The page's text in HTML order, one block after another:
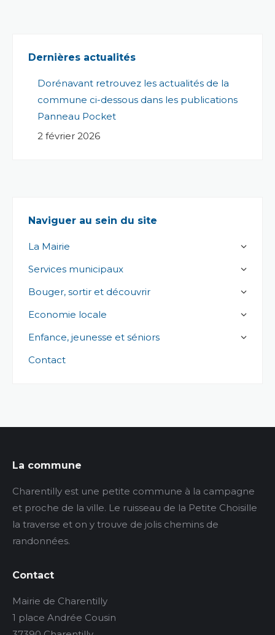
Dernières actualités
Dorénavant retrouvez les actualités de la
commune ci-dessous dans les publications
Panneau Pocket
2 février 2026
Naviguer au sein du site
La Mairie
Services municipaux
Bouger, sortir et découvrir
Economie locale
Enfance, jeunesse et séniors
Contact
La commune
Charentilly est une petite commune à la campagne
et proche de la ville. Le ruisseau de la Petite Choisille
la traverse et on y trouve de jolis chemins de
randonnées.
Contact
Mairie de Charentilly
1 place Andrée Cousin